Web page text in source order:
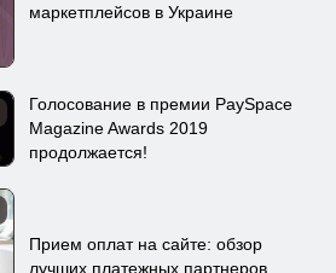
маркетплейсов в Украине
Голосование в премии PaySpace
Magazine Awards 2019
продолжается!
Прием оплат на сайте: обзор
лучших платежных партнеров